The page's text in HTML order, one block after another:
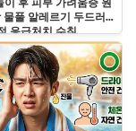
이 후 피부 가려움증 원
풀 알레르기 두드러
응급처치 수칙